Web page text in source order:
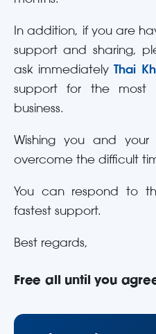
In addition, if you are
support and sharing,
ask immediately Thai
support for the most
business.
Wishing you and
overcome the difficult
You can respond to
fastest support.
Best regards,
Free all until you